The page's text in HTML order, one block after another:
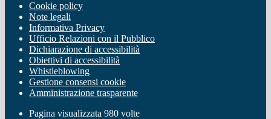
Cookie policy
Note legali
Informativa Privacy
Ufficio Relazioni con il Pubblico
Dichiarazione di accessibilità
Obiettivi di accessibilità
Whistleblowing
Gestione consensi cookie
Amministrazione trasparente
Pagina visualizzata 980 volte